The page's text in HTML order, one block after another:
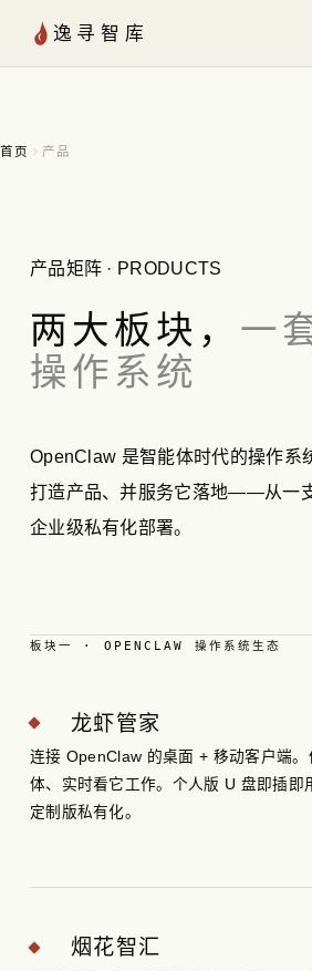
跳至内容逸寻智库
首页 产品
产品矩阵 · PRODUCTS
两大板块， 一
操作系统
OpenClaw 是智能体时代的操作系
打造产品、并服务它落地——从一
企业级私有化部署。
板块一 · OPENCLAW 操作系统生态
龙虾管家
连接 OpenClaw 的桌面 + 移动客户端。
体、实时看它工作。个人版 U 盘即插即
定制版私有化。
烟花智汇